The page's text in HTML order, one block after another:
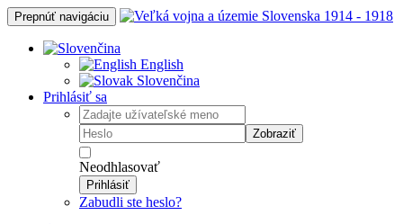
Prepnúť navigáciu
English
Slovenčina
Prihlásiť sa
Zobraziť
Neodhlasovať
Prihlásiť
Zabudli ste heslo?